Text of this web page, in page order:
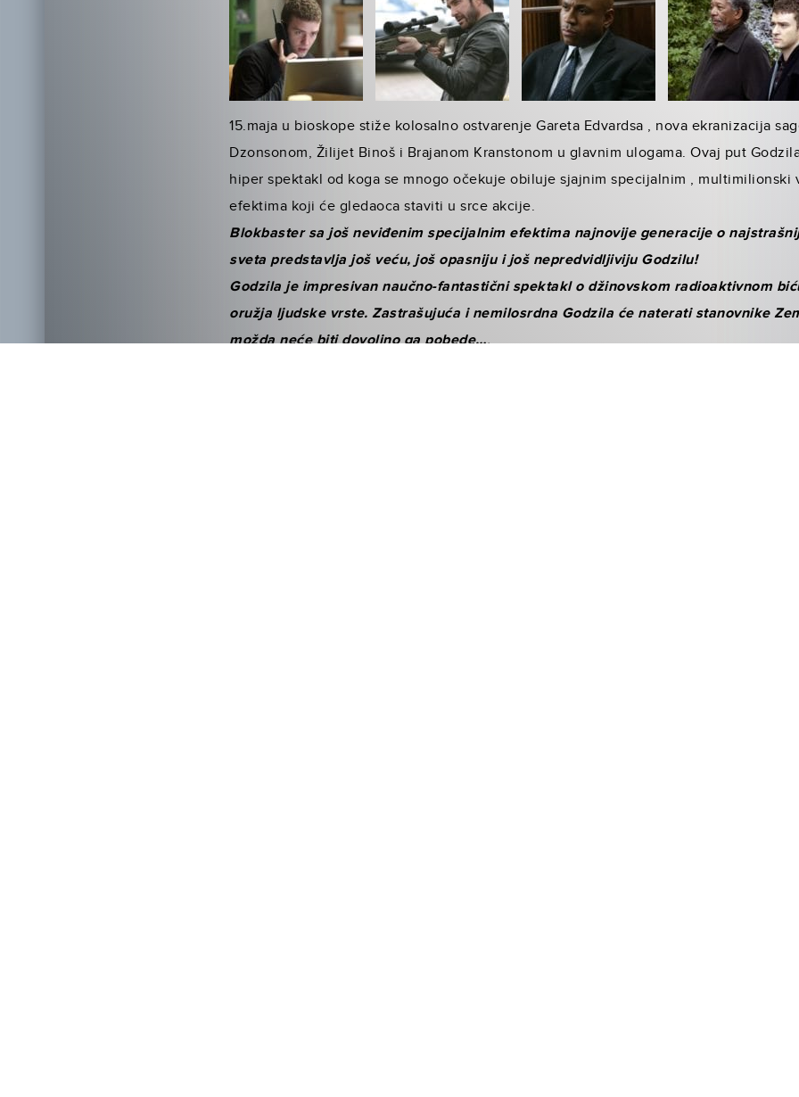
15.maja u bioskope stiže kolosalno ostvarenje Gareta Edvardsa , nova ekranizacija
Dzonsonom, Žilijet Binoš i Brajanom Kranstonom u glavnim ulogama. Ovaj put
hiper spektakl od koga se mnogo očekuje obiluje sjajnim specijalnim , multimilionski
efektima koji će gledaoca staviti u srce akcije.
Blokbaster sa još neviđenim specijalnim efektima najnovije generacije o
sveta predstavlja još veću, još opasniju i još nepredvidljiviju Godzilu!
Godzila je impresivan naučno-fantastični spektakl o džinovskom radioaktivnom
oružja ljudske vrste. Zastrašujuća i nemilosrdna Godzila će naterati stanovnike
možda neće biti dovoljno ga pobede….